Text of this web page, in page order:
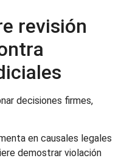
revisión
decisiones firmes,
en causales legales
demostrar violación